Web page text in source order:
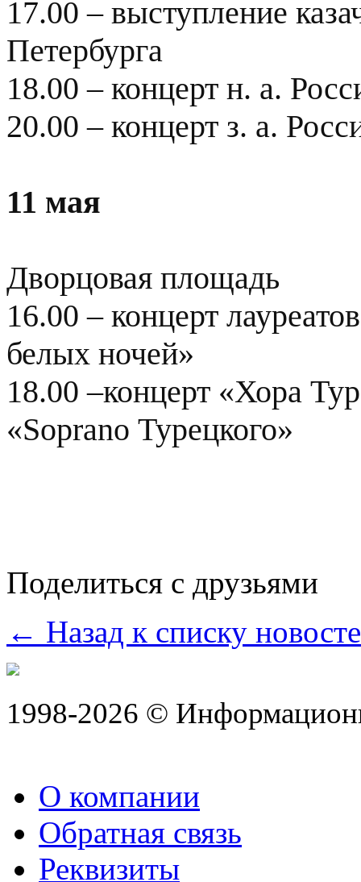
17.00 – выступление
Петербурга
18.00 – концерт н. а.
20.00 – концерт з. а.
11 мая
Дворцовая площадь
16.00 – концерт
белых ночей»
18.00 –концерт «Хора
«Soprano Турецкого»
Поделиться с друзьями
← Назад к списку
1998-2026 ©
О компании
Обратная связь
Реквизиты